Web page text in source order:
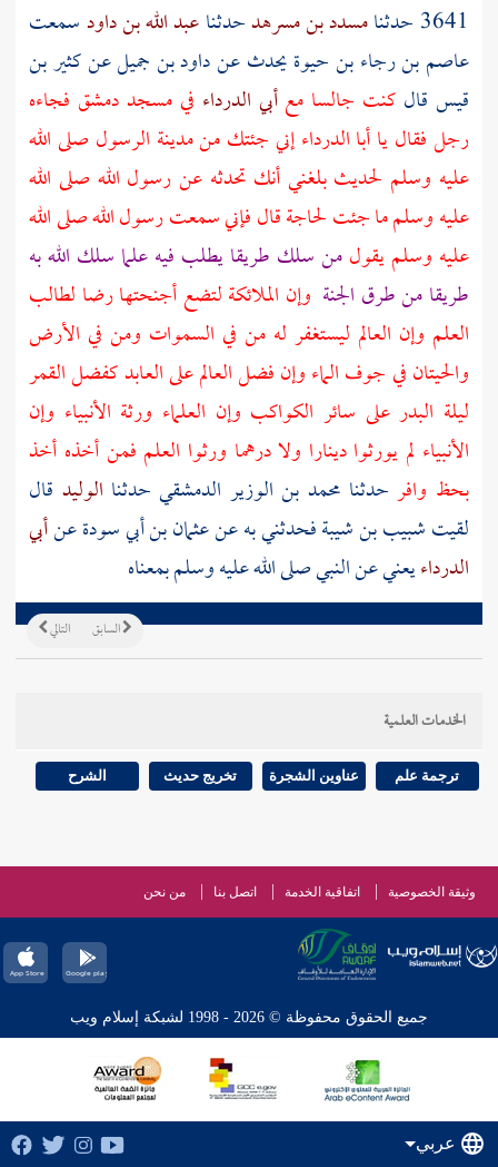
3641 حدثنا
مسدد بن مسرهدحدثناعبد الله بن داودسمعت
عاصم بن رجاء بن حيوةيحدث عنداود بن جميلعنكثير بن
قيس قال كنت جالسا معأبي الدرداء في مسجددمشق فجاءه
رجل فقال ياأبا الدرداءإني جئتك منمدينة الرسول صلى الله
عليه وسلم لحديث بلغني أنك تحدثه عن رسول الله صلى الله
عليه وسلم ما جئت لحاجة قال فإني سمعت رسول الله صلى الله
عليه وسلم يقولمن سلك طريقا يطلب فيه علما سلك الله به
طريقا من طرق الجنة وإن الملائكة لتضع أجنحتها رضا لطالب
العلم وإن العالم ليستغفر له من في السموات ومن في الأرض
والحيتان في جوف الماء وإن فضل العالم على العابد كفضل القمر
ليلة البدر على سائر الكواكب وإن العلماء ورثة الأنبياء وإن
الأنبياء لم يورثوا دينارا ولا درهما ورثوا العلم فمن أخذه أخذ
بحظ وافر حدثنا محمد بن الوزير الدمشقي حدثنا الوليد قال
لقيتشبيب بن شيبةفحدثني به عنعثمان بن أبي سودةعنأبي
الدرداءيعني عن النبي صلى الله عليه وسلم بمعناه
التالي السابق
الخدمات العلمية
ترجمة علم عناوين الشجرة تخريج حديث الشرح
وثيقة الخصوصية اتفاقية الخدمة اتصل بنا من نحن
جميع الحقوق محفوظة © 2026 - 1998 لشبكة إسلام ويب
عربي